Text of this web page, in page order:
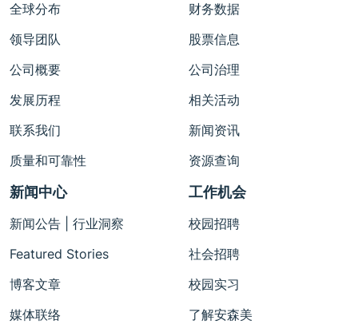
全球分布
领导团队
公司概要
发展历程
联系我们
质量和可靠性
财务数据
股票信息
公司治理
相关活动
新闻资讯
资源查询
新闻中心
新闻公告 | 行业洞察
Featured Stories
博客文章
媒体联络
工作机会
校园招聘
社会招聘
校园实习
了解安森美